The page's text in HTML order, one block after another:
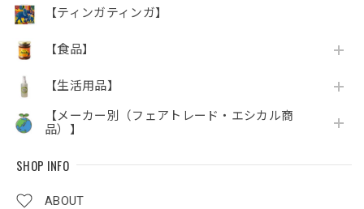
【ティンガティンガ】
【食品】
【生活用品】
【メーカー別（フェアトレード・エシカル商
品）】
SHOP INFO
ABOUT